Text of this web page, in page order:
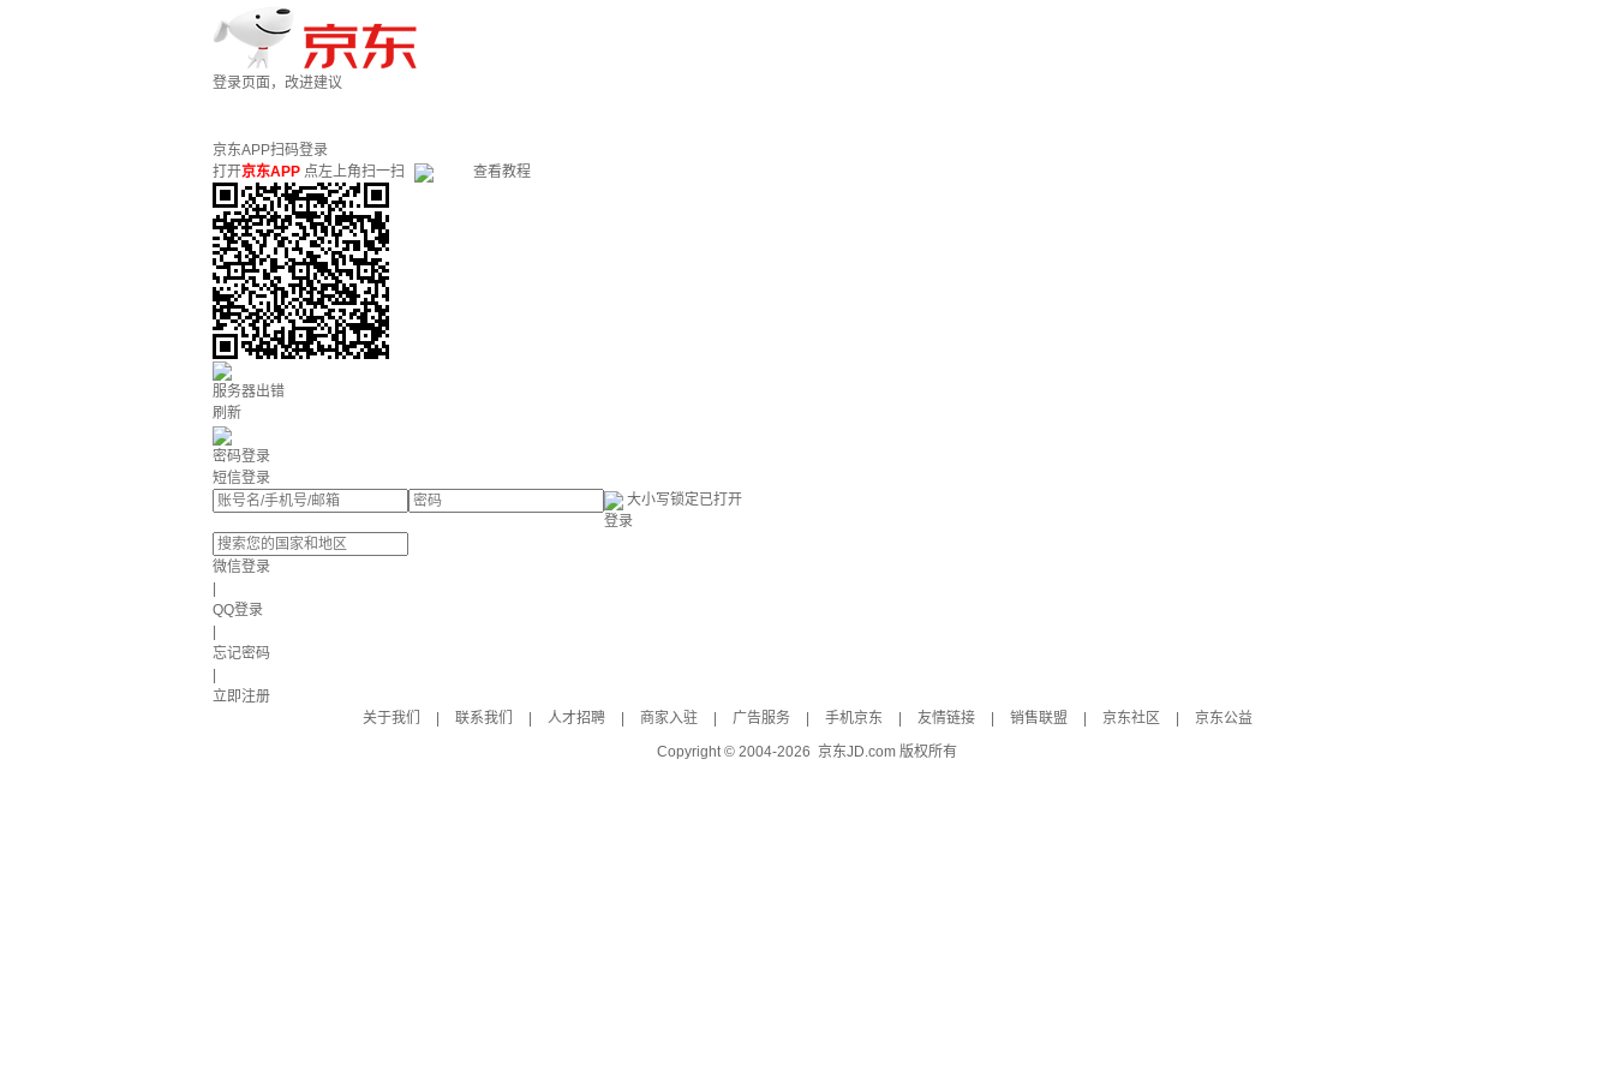
登录页面，改进建议
京东APP扫码登录
打开京东APP 点左上角扫一扫 查看教程
服务器出错
刷新
密码登录
短信登录
大小写锁定已打开
登录
微信登录
QQ登录
忘记密码
立即注册
关于我们
联系我们 人才招聘 商家入驻 广告服务 手机京东 友情链接 销售联盟 京东社区
京东公益
Copyright © 2004-2026 京东JD.com 版权所有